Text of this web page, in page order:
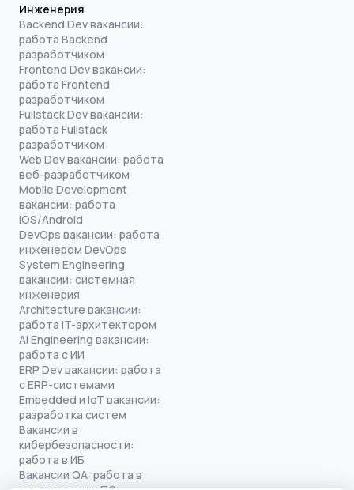
Инженерия
Backend Dev вакансии:
работа Backend
разработчиком
Frontend Dev вакансии:
работа Frontend
разработчиком
Fullstack Dev вакансии:
работа Fullstack
разработчиком
Web Dev вакансии: работа
веб-разработчиком
Mobile Development
вакансии: работа
iOS/Android
DevOps вакансии: работа
инженером DevOps
System Engineering
вакансии: системная
инженерия
Architecture вакансии:
работа IT-архитектором
AI Engineering вакансии:
работа с ИИ
ERP Dev вакансии: работа
с ERP-системами
Embedded и IoT вакансии:
разработка систем
Вакансии в
кибербезопасности:
работа в ИБ
Вакансии QA: работа в